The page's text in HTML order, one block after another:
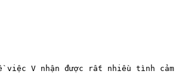
việc V nhận được rất nhiều tình